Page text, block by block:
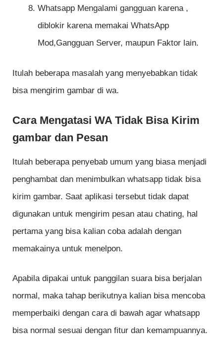
Whatsapp Mengalami gangguan karena ,
diblokir karena memakai WhatsApp
Mod,Gangguan Server, maupun Faktor lain.
Itulah beberapa masalah yang menyebabkan tidak
bisa mengirim gambar di wa.
Cara Mengatasi WA Tidak Bisa Kirim
gambar dan Pesan
Itulah beberapa penyebab umum yang biasa menjadi
penghambat dan menimbulkan whatsapp tidak bisa
kirim gambar. Saat aplikasi tersebut tidak dapat
digunakan untuk mengirim pesan atau chating, hal
pertama yang bisa kalian coba adalah dengan
memakainya untuk menelpon.
Apabila dipakai untuk panggilan suara bisa berjalan
normal, maka tahap berikutnya kalian bisa mencoba
memperbaiki dengan cara di bawah agar whatsapp
bisa normal sesuai dengan fitur dan kemampuannya.